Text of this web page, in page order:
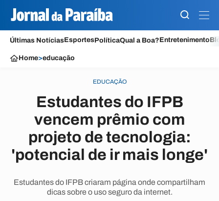
Últimas NotíciasEsportesPolíticaQual a Boa?Entretenimento
Home>educação
EDUCAÇÃO
Estudantes do IFPB
vencem prêmio com
projeto de tecnologia:
'potencial de ir mais longe'
Estudantes do IFPB criaram página onde compartilham
dicas sobre o uso seguro da internet.